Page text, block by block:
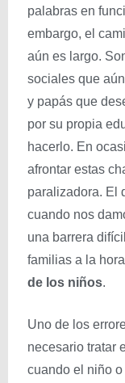
palabras en
embargo, el
aún es largo.
sociales que
y papás que
por su propia
hacerlo. En
afrontar estas
paralizadora. El
cuando nos
una barrera
familias a la
de los niños.
Uno de los
necesario tratar
cuando el niño